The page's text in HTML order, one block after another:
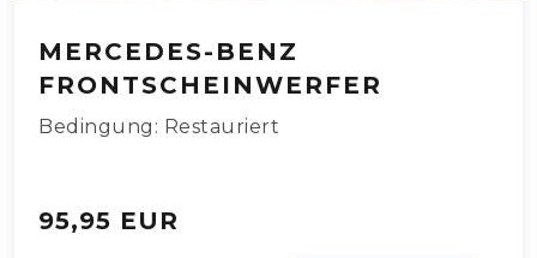
MERCEDES-BENZ
FRONTSCHEINWERFER
Bedingung: Restauriert
95,95 EUR